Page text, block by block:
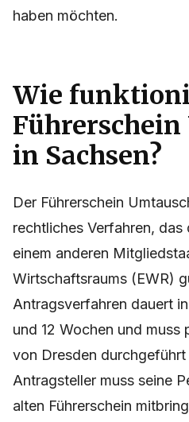
haben möchten.
Wie
Führerschein
in Sachsen?
Der Führerschein
rechtliches Verfahren, das
einem anderen
Wirtschaftsraums (EWR)
Antragsverfahren dauert
und 12 Wochen und muss
von Dresden
Antragsteller muss seine
alten Führerschein